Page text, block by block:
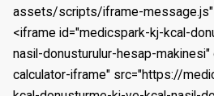
assets/scripts/iframe-
<iframe id="medicspark-kj-kcal-
nasil-donusturulur-hesap-
calculator-iframe" src="https://